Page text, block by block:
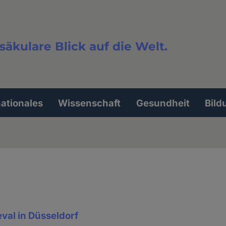
Blick auf die Welt.
Wissenschaft Gesundheit
in Düsseldorf